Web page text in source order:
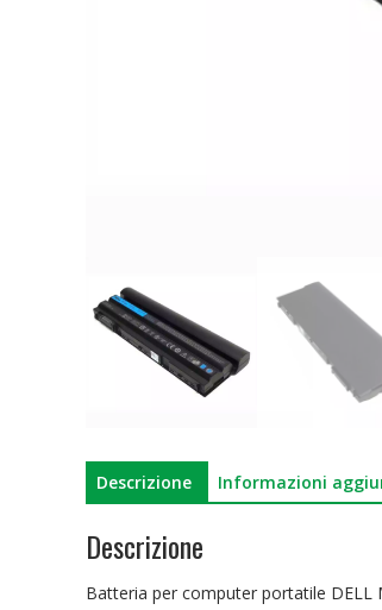
Descrizione Informazioni
Descrizione
Batteria per computer portatile DELL